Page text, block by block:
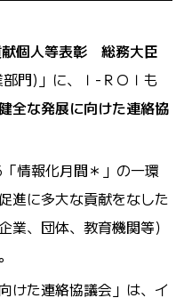
個人等表彰 総務大臣
門)」に、Ｉ-ＲＯＩも
全な発展に向けた連絡協
情報化月間＊」の一環
進に多大な貢献をなした
業、団体、教育機関等）
けた連絡協議会」は、イ